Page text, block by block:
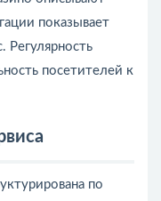
показывает
Регулярность
посетителей к
по